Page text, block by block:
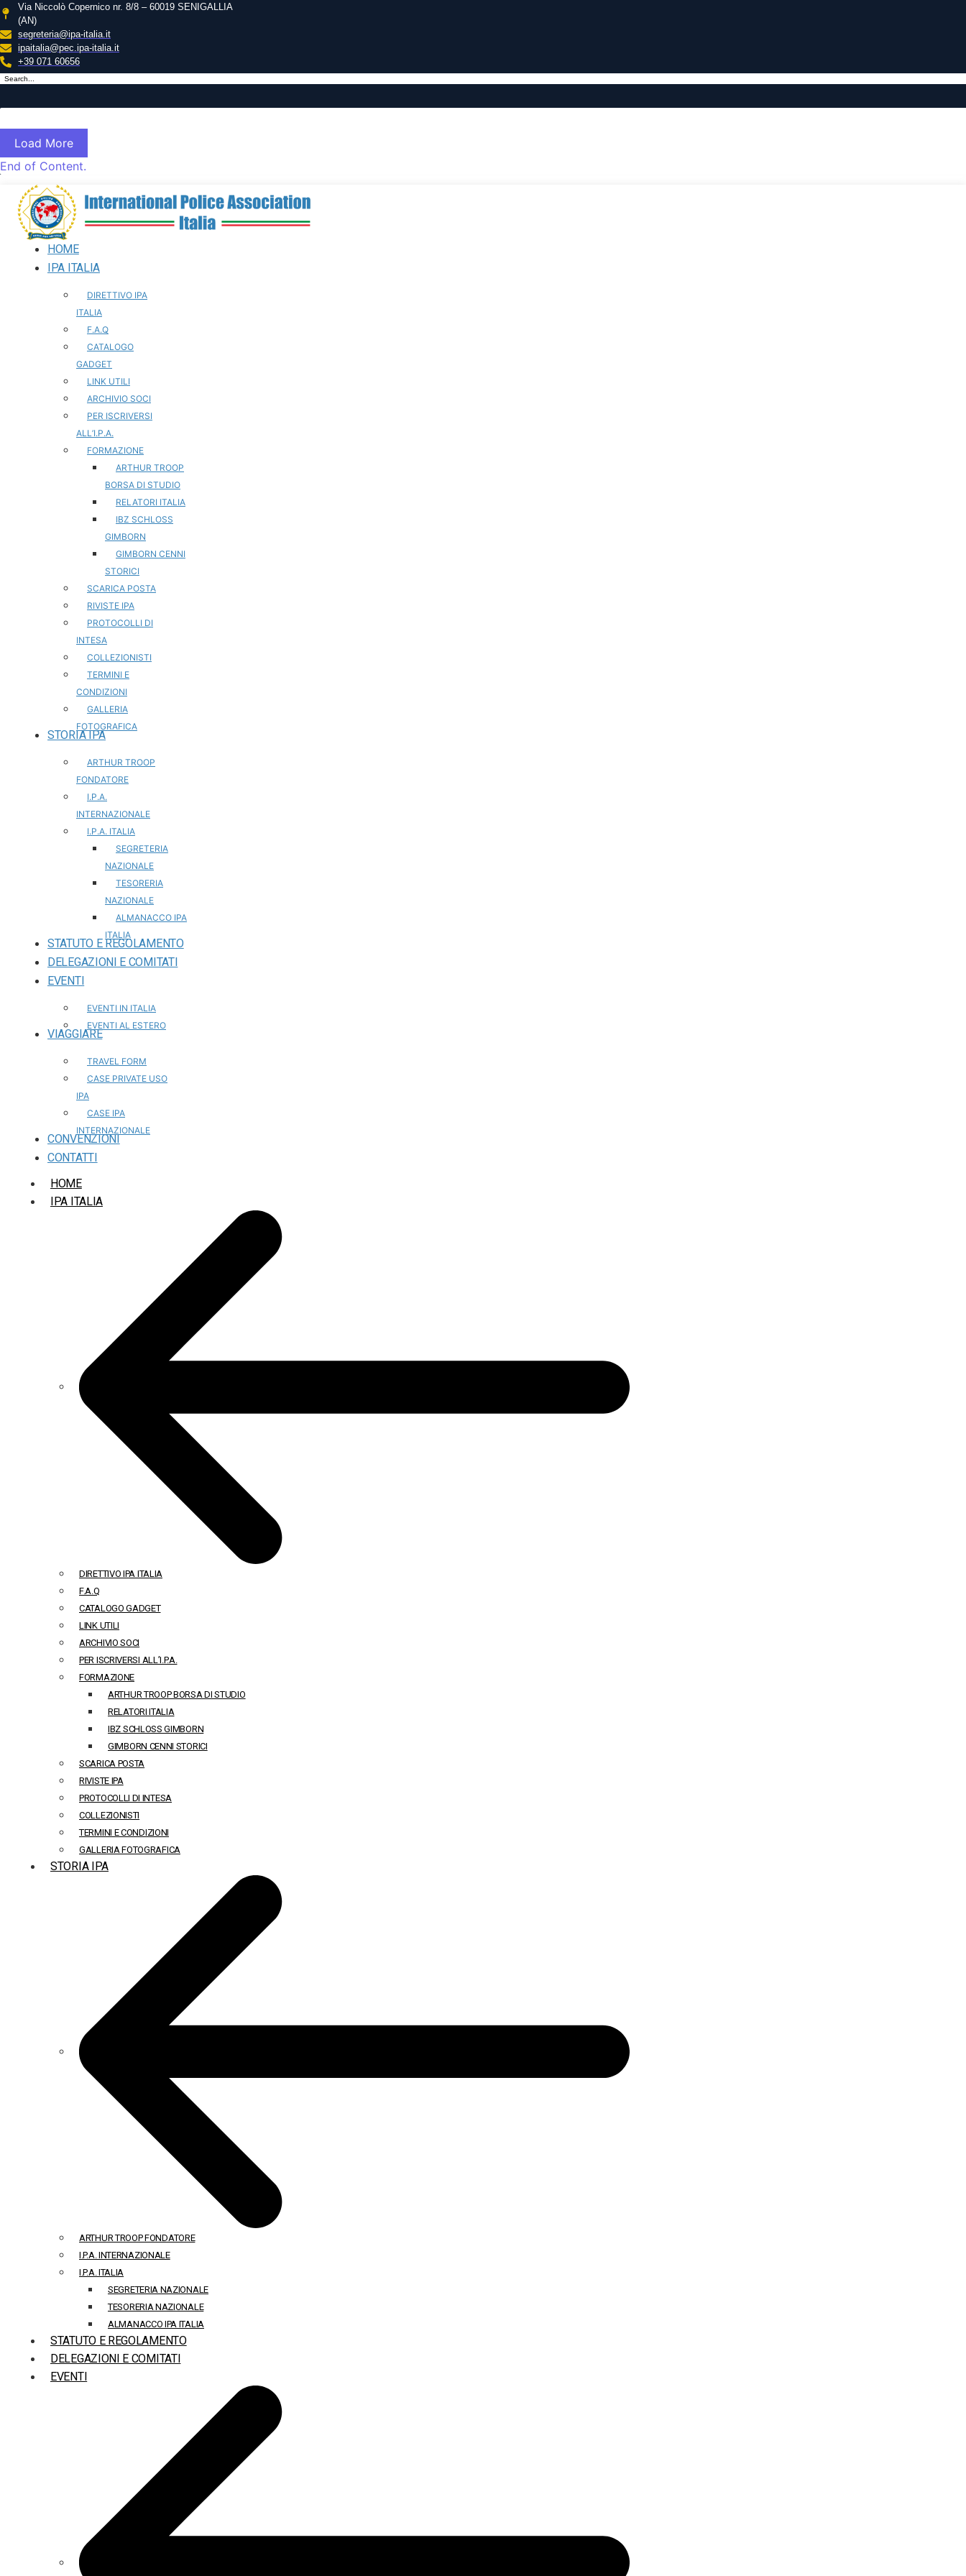
Via Niccolò Copernico nr. 8/8 – 60019 SENIGALLIA
(AN)
segreteria@ipa-italia.it
ipaitalia@pec.ipa-italia.it
+39 071 60656
Load More
End of Content.
HOME
IPA ITALIA
DIRETTIVO IPA
ITALIA
F.A.Q
CATALOGO
GADGET
LINK UTILI
ARCHIVIO SOCI
PER ISCRIVERSI
ALL’I.P.A.
FORMAZIONE
ARTHUR TROOP
BORSA DI STUDIO
RELATORI ITALIA
IBZ SCHLOSS
GIMBORN
GIMBORN CENNI
STORICI
SCARICA POSTA
RIVISTE IPA
PROTOCOLLI DI
INTESA
COLLEZIONISTI
TERMINI E
CONDIZIONI
GALLERIA
FOTOGRAFICA
STORIA IPA
ARTHUR TROOP
FONDATORE
I.P.A.
INTERNAZIONALE
I.P.A. ITALIA
SEGRETERIA
NAZIONALE
TESORERIA
NAZIONALE
ALMANACCO IPA
ITALIA
STATUTO E REGOLAMENTO
DELEGAZIONI E COMITATI
EVENTI
EVENTI IN ITALIA
EVENTI AL ESTERO
VIAGGIARE
TRAVEL FORM
CASE PRIVATE USO
IPA
CASE IPA
INTERNAZIONALE
CONVENZIONI
CONTATTI
HOME
IPA ITALIA
DIRETTIVO IPA ITALIA
F.A.Q
CATALOGO GADGET
LINK UTILI
ARCHIVIO SOCI
PER ISCRIVERSI ALL’I.P.A.
FORMAZIONE
ARTHUR TROOP BORSA DI STUDIO
RELATORI ITALIA
IBZ SCHLOSS GIMBORN
GIMBORN CENNI STORICI
SCARICA POSTA
RIVISTE IPA
PROTOCOLLI DI INTESA
COLLEZIONISTI
TERMINI E CONDIZIONI
GALLERIA FOTOGRAFICA
STORIA IPA
ARTHUR TROOP FONDATORE
I.P.A. INTERNAZIONALE
I.P.A. ITALIA
SEGRETERIA NAZIONALE
TESORERIA NAZIONALE
ALMANACCO IPA ITALIA
STATUTO E REGOLAMENTO
DELEGAZIONI E COMITATI
EVENTI